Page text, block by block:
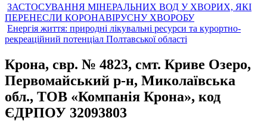
ЗАСТОСУВАННЯ МІНЕРАЛЬНИХ ВОД У ХВОРИХ, ЯКІ
ПЕРЕНЕСЛИ КОРОНАВІРУСНУ ХВОРОБУ
Енергія життя: природні лікувальні ресурси та курортно-
рекреаційний потенціал Полтавської області
Крона, свр. № 4823, смт. Криве Озеро,
Первомайський р-н, Миколаївська
обл., ТОВ «Компанія Крона», код
ЄДРПОУ 32093803